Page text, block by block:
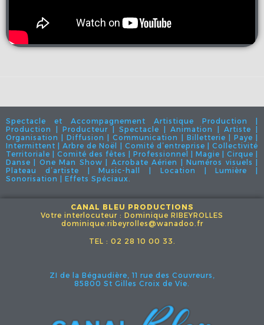
Spectacle et Accompagnement Artistique Production |
Production | Producteur | Spectacle | Animation | Artiste |
Organisation | Diffusion | Communication | Billetterie | Paye |
Intermittent | Arbre de Noël | Comité d’entreprise | Collectivité
Territoriale | Comité des fêtes | Professionnel | Magie | Cirque |
Danse | One Man Show | Acrobate Aérien | Numéros visuels |
Plateau d’artiste | Music-hall | Location | Lumière |
Sonorisation | Effets Spéciaux.
CANAL BLEU PRODUCTIONS
Votre interlocuteur : Dominique RIBEYROLLES
dominique.ribeyrolles@wanadoo.fr
TEL : 02 28 10 00 33.
ZI de la Bégaudière, 11 rue des Couvreurs,
85800 St Gilles Croix de Vie.